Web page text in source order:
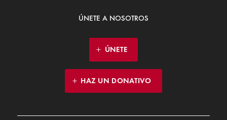
ÚNETE A NOSOTROS
ÚNETE
HAZ UN DONATIVO